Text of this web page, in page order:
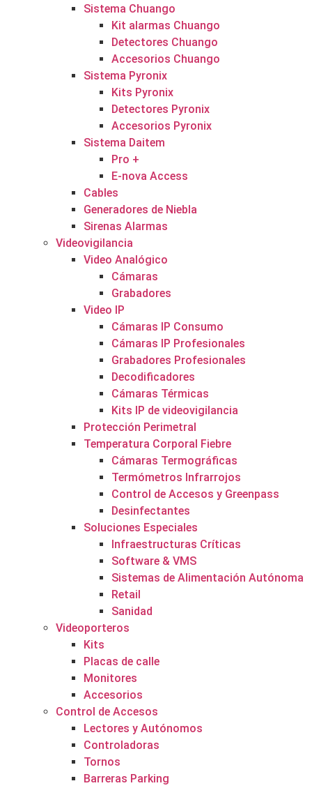
Sistema Chuango
Kit alarmas Chuango
Detectores Chuango
Accesorios Chuango
Sistema Pyronix
Kits Pyronix
Detectores Pyronix
Accesorios Pyronix
Sistema Daitem
Pro +
E-nova Access
Cables
Generadores de Niebla
Sirenas Alarmas
Videovigilancia
Video Analógico
Cámaras
Grabadores
Video IP
Cámaras IP Consumo
Cámaras IP Profesionales
Grabadores Profesionales
Decodificadores
Cámaras Térmicas
Kits IP de videovigilancia
Protección Perimetral
Temperatura Corporal Fiebre
Cámaras Termográficas
Termómetros Infrarrojos
Control de Accesos y Greenpass
Desinfectantes
Soluciones Especiales
Infraestructuras Críticas
Software & VMS
Sistemas de Alimentación Autónoma
Retail
Sanidad
Videoporteros
Kits
Placas de calle
Monitores
Accesorios
Control de Accesos
Lectores y Autónomos
Controladoras
Tornos
Barreras Parking